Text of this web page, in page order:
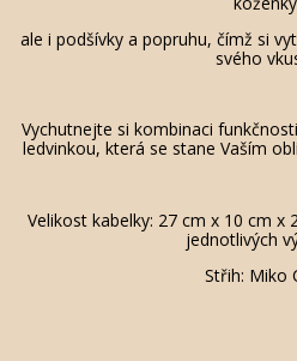
ale i podšívky a popruhu, čímž si
svého
Vychutnejte si kombinaci
ledvinkou, která se stane Vaším
Velikost kabelky: 27 cm x 10 cm x
jednotlivých
Střih: Miko